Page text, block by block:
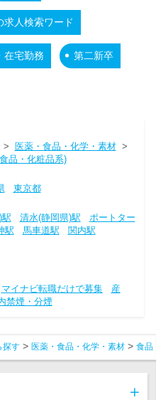
求人検索ワード
在宅勤務 第二新卒
> 医薬・食品・化学・素材>
品・化粧品系)
東京都
清水(静岡県)駅
ポートター
駅 馬車道駅
関内駅
マイナビ転職だけで募集
産
禁煙・分煙
探す 医薬・食品・化学・素材 食品